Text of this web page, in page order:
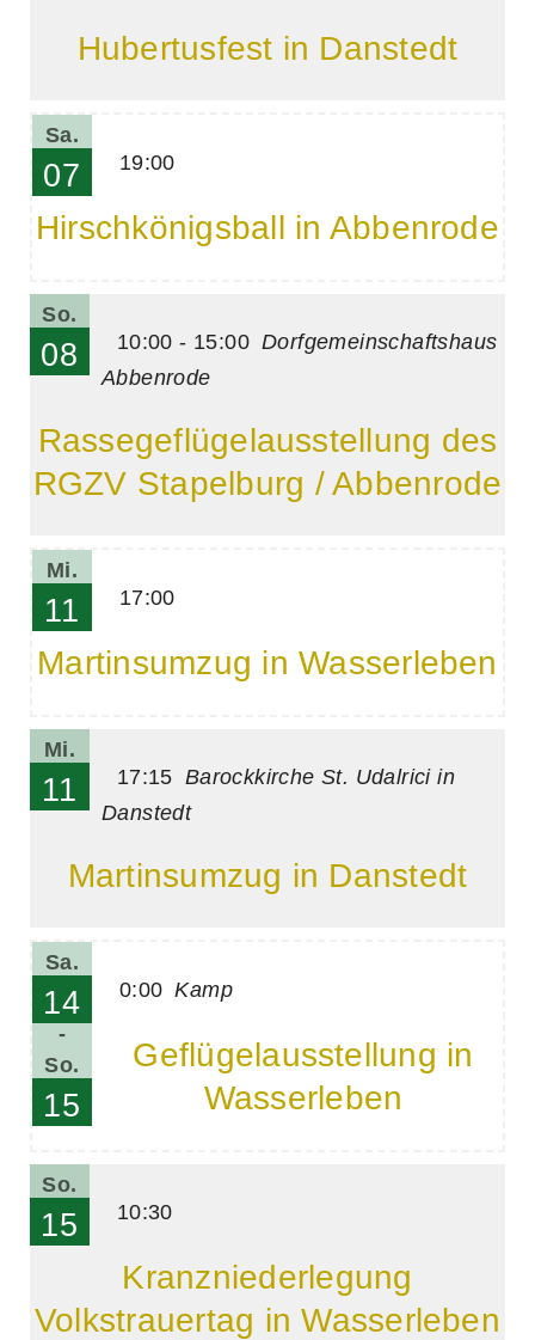
Hubertusfest in Danstedt
Sa.
07 19:00
Hirschkönigsball in Abbenrode
So.
08 10:00 - 15:00 Dorfgemeinschaftshaus
Abbenrode
Rassegeflügelausstellung des
RGZV Stapelburg / Abbenrode
Mi.
11 17:00
Martinsumzug in Wasserleben
Mi.
11 17:15 Barockkirche St. Udalrici in
Danstedt
Martinsumzug in Danstedt
Sa.
14
-
So.
15
0:00 Kamp
Geflügelausstellung in
Wasserleben
So.
15 10:30
Kranzniederlegung
Volkstrauertag in Wasserleben